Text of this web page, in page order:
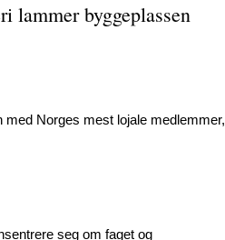
lammer byggeplassen
Norges mest lojale medlemmer,
seg om faget og